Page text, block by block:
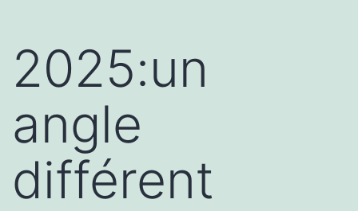
2025:un
angle
différent